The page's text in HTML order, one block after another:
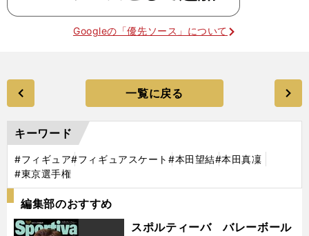
Googleの「優先ソース」について
一覧に戻る
キーワード
#フィギュア#フィギュアスケート #本田望結#本田真凜
#東京選手権
編集部のおすすめ
スポルティーバ バレーボール